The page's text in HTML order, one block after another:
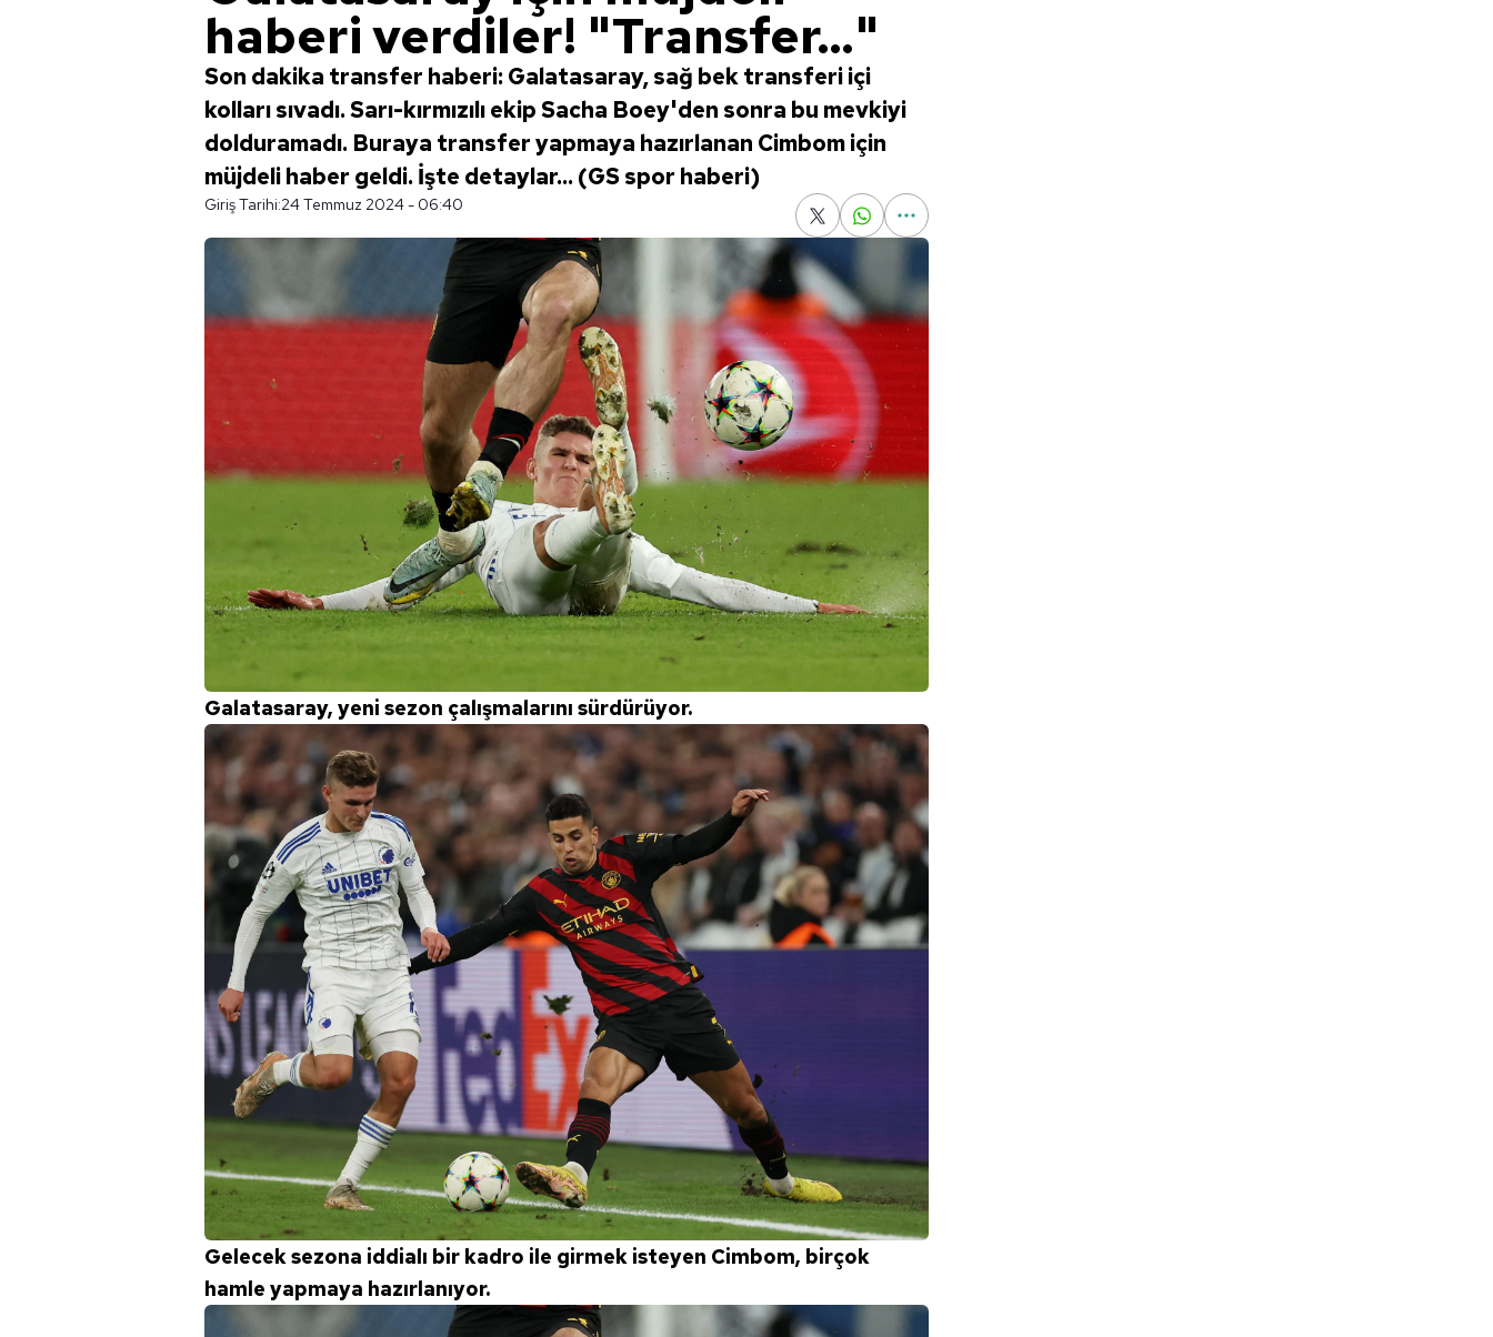
haberi verdiler! "Transfer..."
Son dakika transfer haberi: Galatasaray, sağ bek transferi içi
kolları sıvadı. Sarı-kırmızılı ekip Sacha Boey'den sonra bu mevkiyi
dolduramadı. Buraya transfer yapmaya hazırlanan Cimbom için
müjdeli haber geldi. İşte detaylar... (GS spor haberi)
Giriş Tarihi:24 Temmuz 2024 - 06:40
Galatasaray, yeni sezon çalışmalarını sürdürüyor.
Gelecek sezona iddialı bir kadro ile girmek isteyen Cimbom, birçok
hamle yapmaya hazırlanıyor.